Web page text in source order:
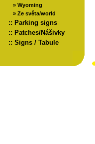
» Wyoming
» Ze světa/world
:: Parking signs
:: Patches/Nášivky
:: Signs / Tabule